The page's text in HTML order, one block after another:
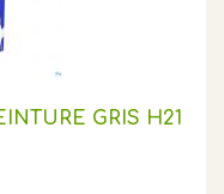
GRIS H21